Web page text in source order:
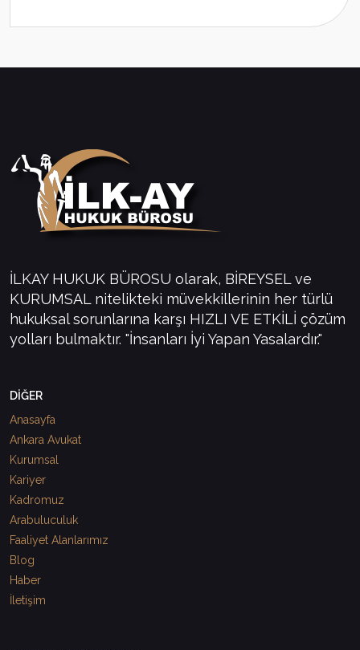
İLKAY HUKUK BÜROSU olarak, BİREYSEL ve
KURUMSAL nitelikteki müvekkillerinin her türlü
hukuksal sorunlarına karşı HIZLI VE ETKİLİ çözüm
yolları bulmaktır. "İnsanları İyi Yapan Yasalardır."
DİĞER
Anasayfa
Ankara Avukat
Kurumsal
Kariyer
Kadromuz
Arabuluculuk
Faaliyet Alanlarımız
Blog
Haber
İletişim